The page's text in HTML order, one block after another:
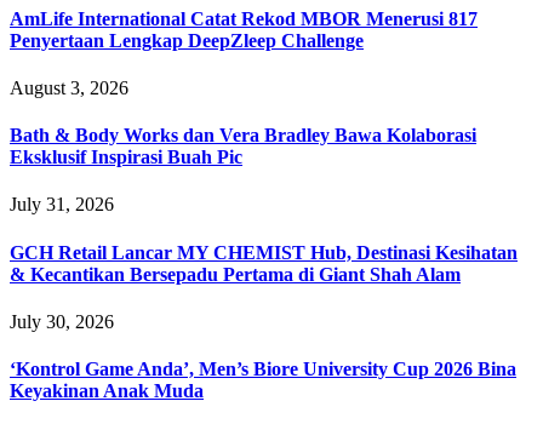
AmLife International Catat Rekod MBOR Menerusi 817
Penyertaan Lengkap DeepZleep Challenge
August 3, 2026
Bath & Body Works dan Vera Bradley Bawa Kolaborasi
Eksklusif Inspirasi Buah Pic
July 31, 2026
GCH Retail Lancar MY CHEMIST Hub, Destinasi Kesihatan
& Kecantikan Bersepadu Pertama di Giant Shah Alam
July 30, 2026
‘Kontrol Game Anda’, Men’s Biore University Cup 2026 Bina
Keyakinan Anak Muda